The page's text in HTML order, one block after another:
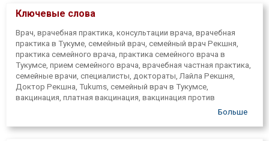
Ключевые слова
Врач, врачебная практика, консультации врача, врачебная
практика в Тукуме, семейный врач, семейный врач Рекшня,
практика семейного врача, практика семейного врача в
Тукумсе, прием семейного врача, врачебная частная практика,
семейные врачи, специалисты, доктораты, Лайла Рекшня,
Доктор Рекшна, Tukums, семейный врач в Тукумсе,
вакцинация, платная вакцинация, вакцинация против
вакцинация против гепатита А+В, пневмококковая вакцинация,
Больше